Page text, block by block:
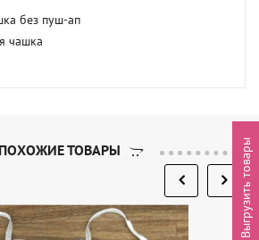
без пуш-ап
чашка
ПОХОЖИЕ ТОВАРЫ Выгрузить товары